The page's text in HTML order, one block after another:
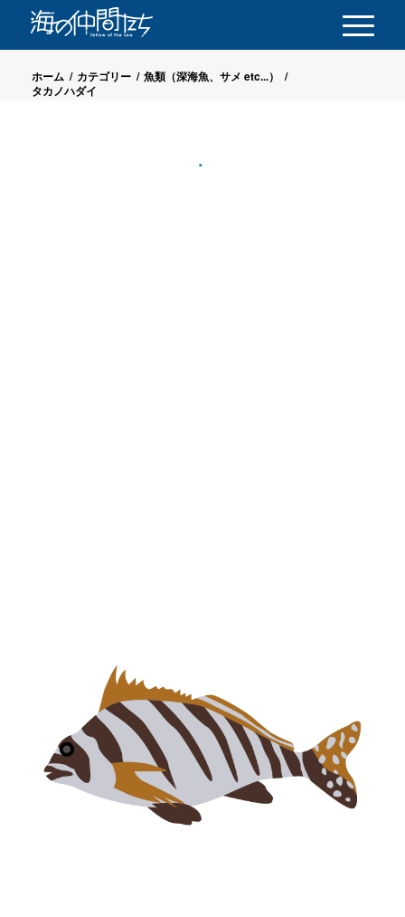
ホーム / カテゴリー / 魚類（深海魚、サメ etc...）
/
タカノハダイ